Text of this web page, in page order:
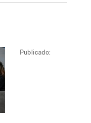
Publicado: